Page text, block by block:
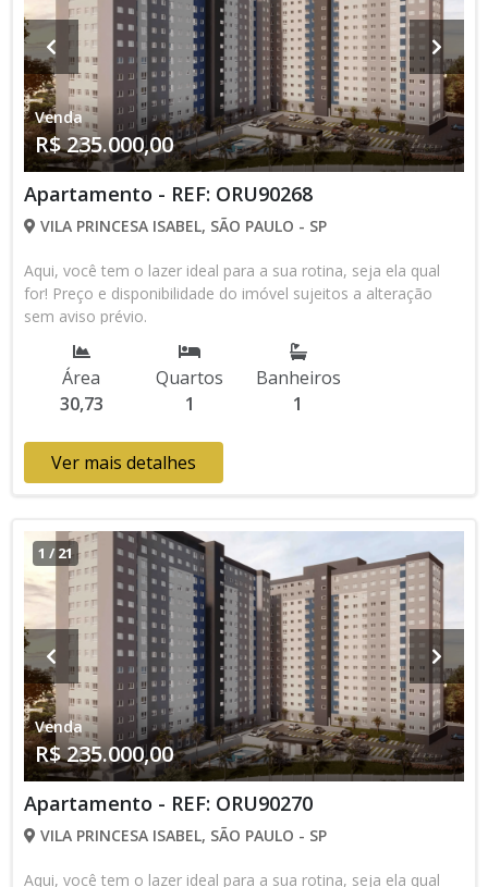
Venda
R$ 235.000,00
Apartamento - REF: ORU90268
VILA PRINCESA ISABEL, SÃO PAULO - SP
Aqui, você tem o lazer ideal para a sua rotina, seja ela qual
for! Preço e disponibilidade do imóvel sujeitos a alteração
sem aviso prévio.
Área
30,73
Quartos
1
Banheiros
1
Ver mais detalhes
1 / 21
Venda
R$ 235.000,00
Apartamento - REF: ORU90270
VILA PRINCESA ISABEL, SÃO PAULO - SP
Aqui, você tem o lazer ideal para a sua rotina, seja ela qual